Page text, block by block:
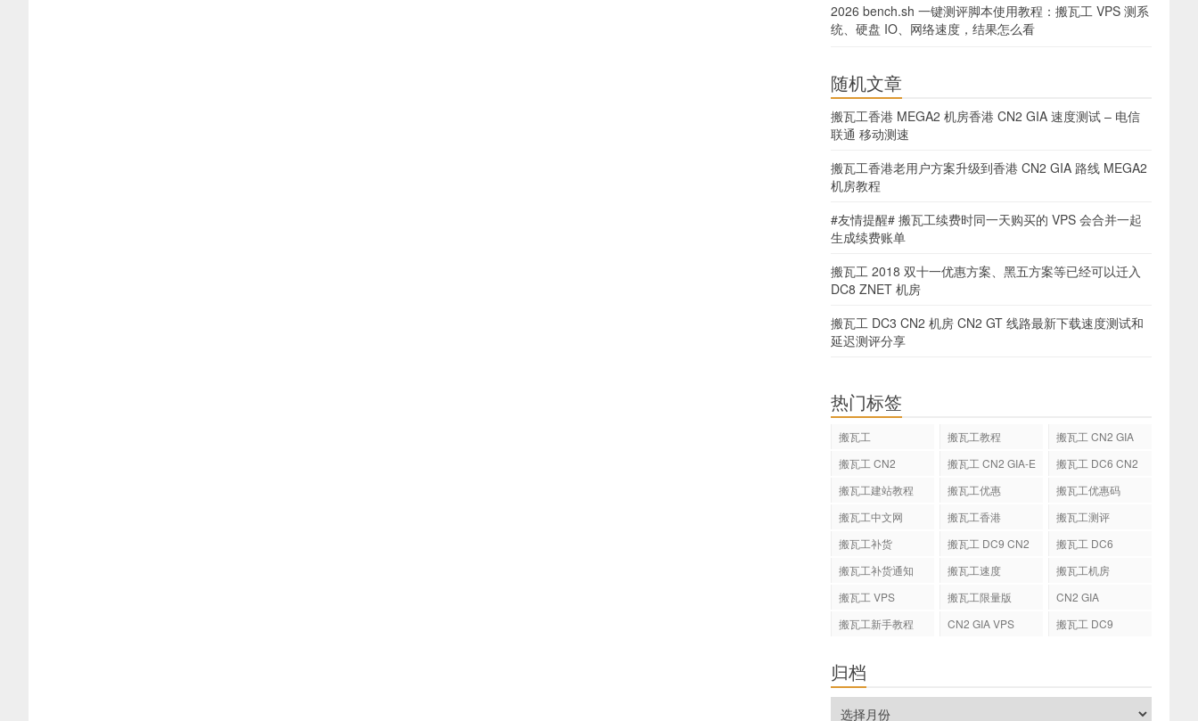
2026 bench.sh 一键测评脚本使用教程：搬瓦工 VPS 测系
统、硬盘 IO、网络速度，结果怎么看
随机文章
搬瓦工香港 MEGA2 机房香港 CN2 GIA 速度测试 – 电信
联通 移动测速
搬瓦工香港老用户方案升级到香港 CN2 GIA 路线 MEGA2
机房教程
#友情提醒# 搬瓦工续费时同一天购买的 VPS 会合并一起
生成续费账单
搬瓦工 2018 双十一优惠方案、黑五方案等已经可以迁入
DC8 ZNET 机房
搬瓦工 DC3 CN2 机房 CN2 GT 线路最新下载速度测试和
延迟测评分享
热门标签
搬瓦工 搬瓦工教程
搬瓦工 CN2 GIA
搬瓦工 CN2
搬瓦工 CN2 GIA-E
搬瓦工 DC6 CN2
搬瓦工建站教程 搬瓦工优惠
搬瓦工优惠码
搬瓦工中文网
搬瓦工香港
搬瓦工测评
搬瓦工补货
搬瓦工 DC9 CN2
搬瓦工 DC6
搬瓦工补货通知
搬瓦工速度
搬瓦工机房
搬瓦工 VPS
搬瓦工限量版
CN2 GIA
搬瓦工新手教程
CN2 GIA VPS 搬瓦工 DC9
归档